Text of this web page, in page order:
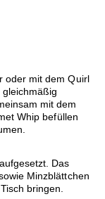
oder mit dem Quirl
mit dem
Whip befüllen
Das
Minzblättchen
bringen.